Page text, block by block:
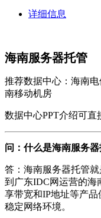
详细信息
海南服务器托管
推荐数据中心：海南
南移动机房
数据中心PPT介绍可直
问：什么是海南服务器
答：海南服务器托管
到广东IDC网运营的海
享带宽和IP地址等产
稳定网络环境。